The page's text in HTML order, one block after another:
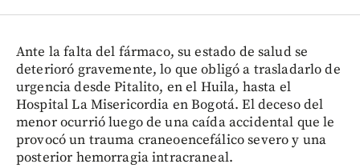
Ante la falta del fármaco, su estado de salud se
deterioró gravemente, lo que obligó a trasladarlo de
urgencia desde Pitalito, en el Huila, hasta el
Hospital La Misericordia en Bogotá. El deceso del
menor ocurrió luego de una caída accidental que le
provocó un trauma craneoencefálico severo y una
posterior hemorragia intracraneal.